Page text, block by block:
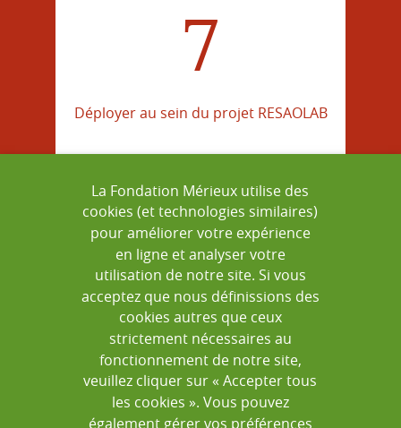
7
Déployer au sein du projet RESAOLAB
=
XXX
La Fondation Mérieux utilise des
cookies (et technologies similaires)
pour améliorer votre expérience
en ligne et analyser votre
utilisation de notre site. Si vous
acceptez que nous définissions des
cookies autres que ceux
strictement nécessaires au
fonctionnement de notre site,
veuillez cliquer sur « Accepter tous
les cookies ». Vous pouvez
également gérer vos préférences